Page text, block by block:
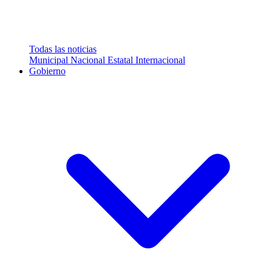
Todas las noticias
Municipal Nacional Estatal Internacional
Gobierno